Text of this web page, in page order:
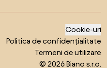
Cookie-uri
Politica de confidențialitate
Termeni de utilizare
© 2026 Biano s.r.o.